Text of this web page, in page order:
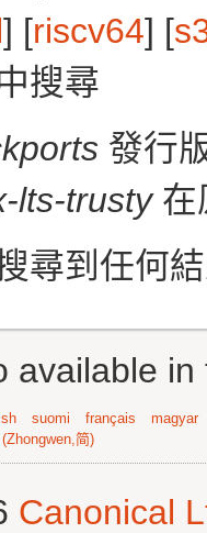
] [riscv64] [
搜尋
發行
lts-trusty在
尋到任何
available
suomi français
magyar
简)
Canonical